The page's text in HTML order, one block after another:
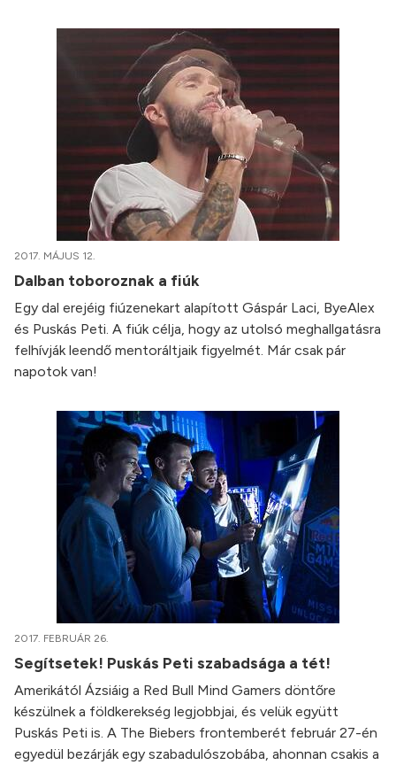
2017. MÁJUS 12.
Dalban toboroznak a fiúk
Egy dal erejéig fiúzenekart alapított Gáspár Laci, ByeAlex
és Puskás Peti. A fiúk célja, hogy az utolsó meghallgatásra
felhívják leendő mentoráltjaik figyelmét. Már csak pár
napotok van!
2017. FEBRUÁR 26.
Segítsetek! Puskás Peti szabadsága a tét!
Amerikától Ázsiáig a Red Bull Mind Gamers döntőre
készülnek a földkerekség legjobbjai, és velük együtt
Puskás Peti is. A The Biebers frontemberét február 27-én
egyedül bezárják egy szabadulószobába, ahonnan csakis a